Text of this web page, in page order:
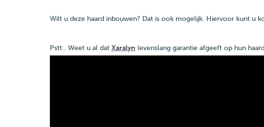
Wilt u deze haard inbouwen? Dat is ook mogelijk. Hiervoor kunt u
Pstt.. Weet u al dat Xaralyn levenslang garantie afgeeft op hun